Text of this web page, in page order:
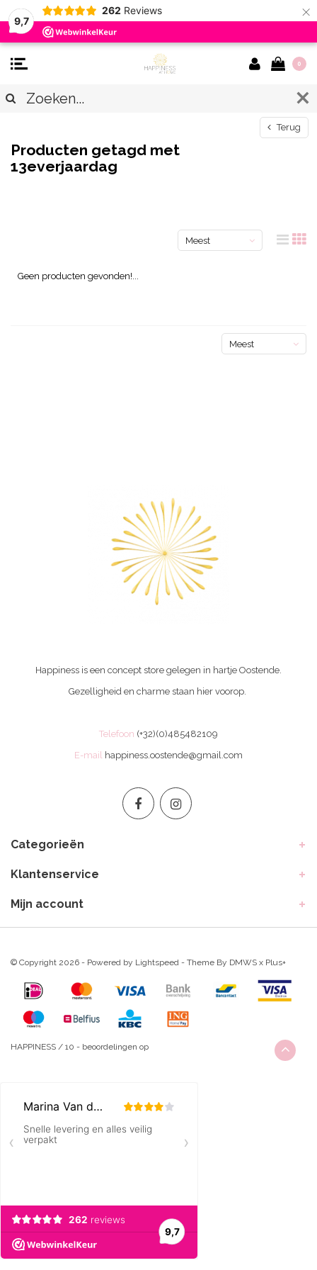
9,7
262 Reviews ×
0
Terug
Producten getagd met
13everjaardag
Meest
Geen producten gevonden!...
Meest
Happiness is een concept store gelegen in hartje Oostende.
Gezelligheid en charme staan hier voorop.
Telefoon (+32)(0)485482109
E-mail happiness.oostende@gmail.com
Categorieën
Klantenservice
Mijn account
© Copyright 2026 - Powered by Lightspeed - Theme By DMWS x Plus+
HAPPINESS / 10 - beoordelingen op